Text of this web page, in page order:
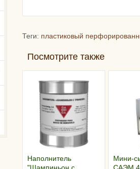
Теги: пластиковый
Посмотрите также
Наполнитель
"Шампиньон с
Мини-
САЭМ